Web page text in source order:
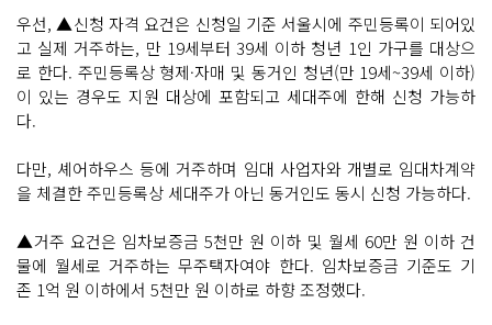
우선, ▲신청 자격 요건은 신청일 기준 서울시에 주민등록이 되어있
고 실제 거주하는, 만 19세부터 39세 이하 청년 1인 가구를 대상으
로 한다. 주민등록상 형제·자매 및 동거인 청년(만 19세~39세 이하)
이 있는 경우도 지원 대상에 포함되고 세대주에 한해 신청 가능하
다.
다만, 셰어하우스 등에 거주하며 임대 사업자와 개별로 임대차계약
을 체결한 주민등록상 세대주가 아닌 동거인도 동시 신청 가능하다.
▲거주 요건은 임차보증금 5천만 원 이하 및 월세 60만 원 이하 건
물에 월세로 거주하는 무주택자여야 한다. 임차보증금 기준도 기
존 1억 원 이하에서 5천만 원 이하로 하향 조정했다.